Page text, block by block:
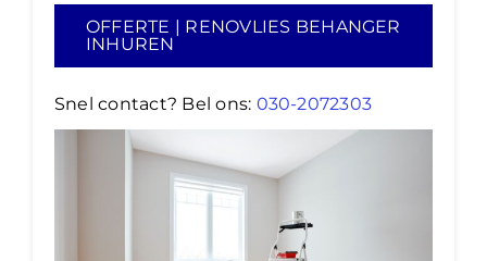
OFFERTE | RENOVLIES BEHANGER
INHUREN
Snel contact? Bel ons: 030-2072303